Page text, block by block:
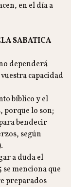
en el día a
SABATICA
dependerá
capacidad
bíblico y el
porque lo son;
bendecir
según
a duda el
menciona que
preparados